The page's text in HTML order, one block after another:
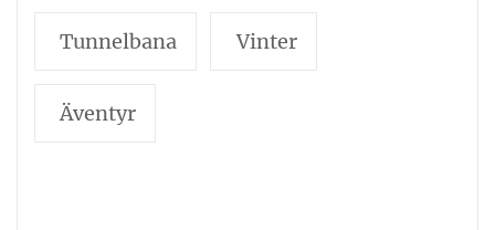
Tunnelbana Vinter
Äventyr